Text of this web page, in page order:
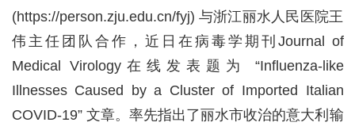
(https://person.zju.edu.cn/fyj) 与浙江丽水人民医院王
伟主任团队合作，近日在病毒学期刊Journal of
Medical Virology 在线发表题为 “Influenza-like
Illnesses Caused by a Cluster of Imported Italian
COVID-19” 文章。率先指出了丽水市收治的意大利输